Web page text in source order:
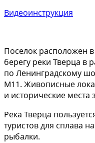
Видеоинструкция
Поселок расположен
берегу реки Тверца в
по Ленинградскому
М11. Живописные
и исторические места
Река Тверца
туристов для сплава
рыбалки.